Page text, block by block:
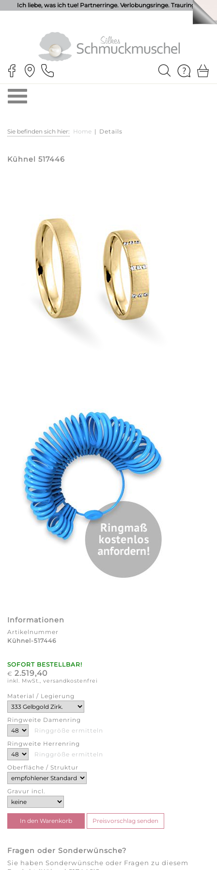
Ich liebe, was ich tue! Partnerringe. Verlobungsringe. Trauringe.
Sie befinden sich hier: Home | Details
Kühnel 517446
Informationen
Artikelnummer
Kühnel-517446
SOFORT BESTELLBAR!
€ 2.519,40
inkl. MwSt., versandkostenfrei
Material / Legierung
Ringweite Damenring
Ringgröße ermitteln
Ringweite Herrenring
Ringgröße ermitteln
Oberfläche / Struktur
Gravur incl.
Fragen oder Sonderwünsche?
Sie haben Sonderwünsche oder Fragen zu diesem